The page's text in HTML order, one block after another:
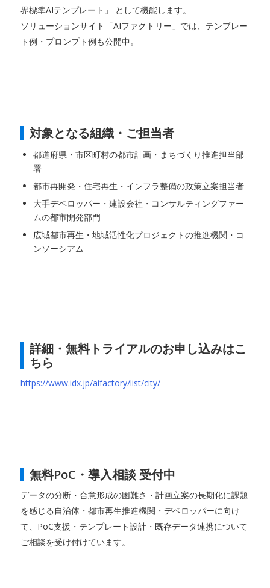
界標準AIテンプレート」 として機能します。
ソリューションサイト「AIファクトリー」では、テンプレー
ト例・プロンプト例も公開中。
対象となる組織・ご担当者
都道府県・市区町村の都市計画・まちづくり推進担当部
署
都市再開発・住宅再生・インフラ整備の政策立案担当者
大手デベロッパー・建設会社・コンサルティングファー
ムの都市開発部門
広域都市再生・地域活性化プロジェクトの推進機関・コ
ンソーシアム
詳細・無料トライアルのお申し込みはこ
ちら
https://www.idx.jp/aifactory/list/city/
無料PoC・導入相談 受付中
データの分断・合意形成の困難さ・計画立案の長期化に課題
を感じる自治体・都市再生推進機関・デベロッパーに向け
て、PoC支援・テンプレート設計・既存データ連携について
ご相談を受け付けています。